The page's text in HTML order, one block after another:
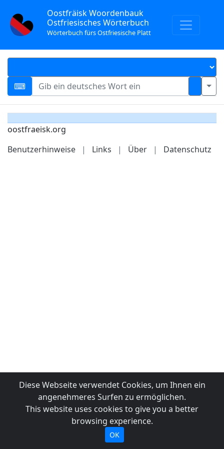
Oostfräisk Woordenbauk
Ostfriesisches Wörterbuch
Wörterbuch fürs Ostfriesische Platt
oostfraeisk.org
Benutzerhinweise
| Links | Über | Datenschutz
Diese Webseite verwendet Cookies, um Ihnen ein
angenehmeres Surfen zu ermöglichen.
This website uses cookies to give you a better
browsing experience.
OK